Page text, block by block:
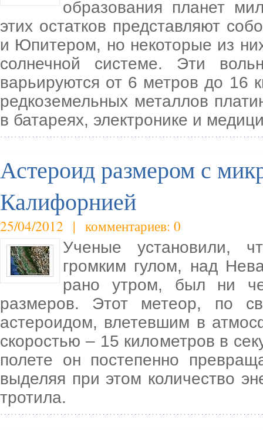
образования планет
этих остатков представляют
и Юпитером, но некоторые из
солнечной системе. Эти
варьируются от 6 метров до 16
редкоземельных металлов
в батареях, электронике и
Астероид размером с
Калифорнией
25/04/2012 | комментариев: 0
Ученые установили,
громким гулом, над
рано утром, был ни
размеров. Этот метеор, по
астероидом, влетевшим в
скоростью – 15 километров в
полете он постепенно
выделяя при этом количество
тротила.